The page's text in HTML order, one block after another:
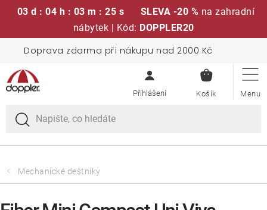
03 d : 04 h : 03 m : 25 s SLEVA -20 % na zahradní
nábytek | Kód: DOPPLER20
obsah
Doprava zdarma při nákupu nad 2000 Kč
KOŠÍK
Sedací soupravy
Slunečníky
Křesla a židle
Mechanické deštníky